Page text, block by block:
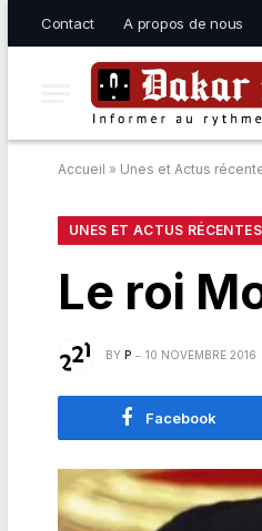
Contact A propos de nous
Accueil » Unes et Actus
UNES ET ACTUS RÉCENTES
Le roi
BY P 10 NOVEMBRE 2016
Facebook